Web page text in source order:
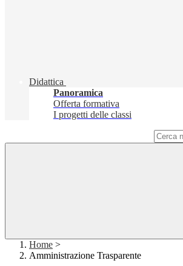
Didattica
Panoramica
Offerta formativa
I progetti delle classi
Home >
Amministrazione Trasparente